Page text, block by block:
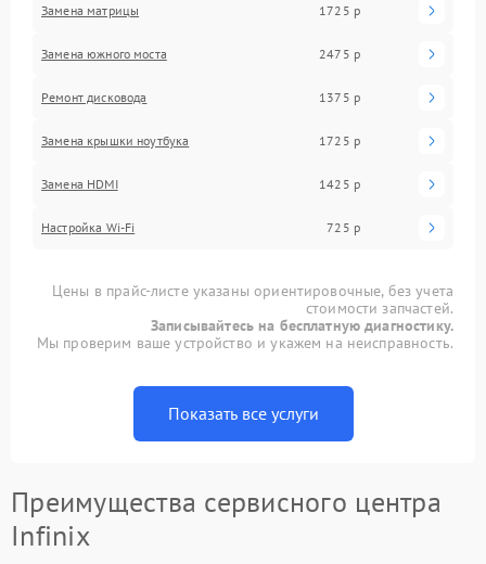
Замена матрицы 1725 р
Замена южного моста 2475 р
Ремонт дисковода 1375 р
Замена крышки ноутбука 1725 р
Замена HDMI 1425 р
Настройка Wi-Fi 725 р
Цены в прайс-листе указаны ориентировочные, без учета
стоимости запчастей.
Записывайтесь на бесплатную диагностику.
Мы проверим ваше устройство и укажем на неисправность.
Показать все услуги
Преимущества сервисного центра
Infinix